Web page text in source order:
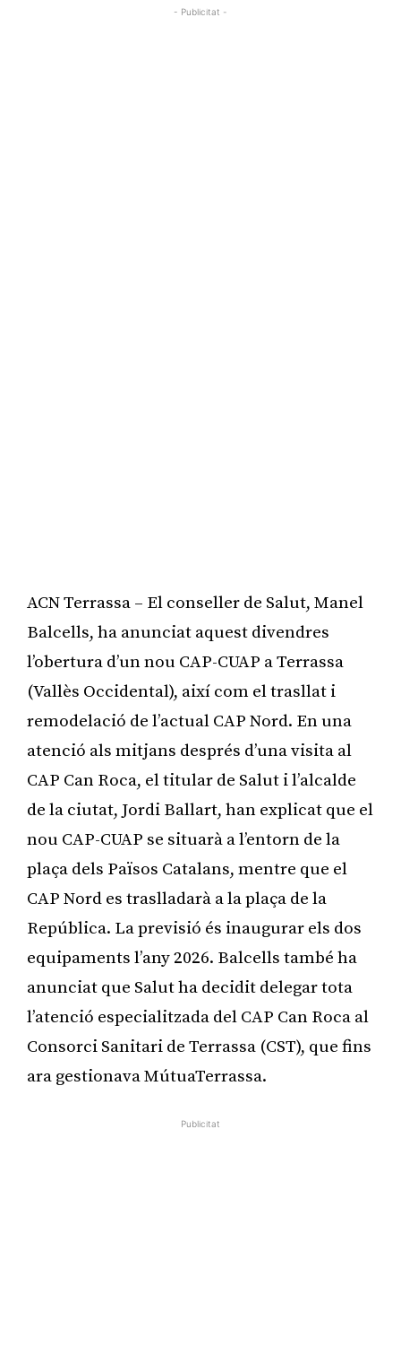
- Publicitat -
ACN Terrassa – El conseller de Salut, Manel
Balcells, ha anunciat aquest divendres
l’obertura d’un nou CAP-CUAP a Terrassa
(Vallès Occidental), així com el trasllat i
remodelació de l’actual CAP Nord. En una
atenció als mitjans després d’una visita al
CAP Can Roca, el titular de Salut i l’alcalde
de la ciutat, Jordi Ballart, han explicat que el
nou CAP-CUAP se situarà a l’entorn de la
plaça dels Països Catalans, mentre que el
CAP Nord es traslladarà a la plaça de la
República. La previsió és inaugurar els dos
equipaments l’any 2026. Balcells també ha
anunciat que Salut ha decidit delegar tota
l’atenció especialitzada del CAP Can Roca al
Consorci Sanitari de Terrassa (CST), que fins
ara gestionava MútuaTerrassa.
Publicitat